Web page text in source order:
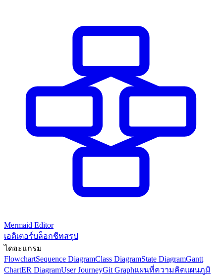
Mermaid Editor
เอดิเตอร์บล็อกชีทสรุป
ไดอะแกรม
FlowchartSequence DiagramClass DiagramState DiagramGantt
ChartER DiagramUser JourneyGit Graphแผนที่ความคิดแผนภูมิ